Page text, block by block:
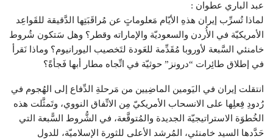
عبد الباري عطوان :
لماذا تُسرِّب إيران هذهِ الأيّام مَعلوماتٍ عن مُراقَبَتِها الدَّقيقة للقَواعِد
الأمريكيّة في الأُردن والسعوديّة والإماراته وقطر؟ وهل سَتكون شُروط
خامنئي السَّبعة لأوروبا مُقَدِّمة للعَودة لتَخصيب اليورانيوم؟ وماذا نَقرأ
في إطلاق طائِرات “درونز” حوثيّة في اتِّجاه مطار أبها فَجأةً؟
انتقلت إيران في اليَومين الماضِيين من مَرحلةِ الدِّفاع إلى الهُجوم في
رُدودِ فِعلِها على الانسحاب الأمريكيّ مِن الاتِّفاق النووي، وتَمثَّلت هذه
الخُطوَة الاستراتيجيّة الجديدة والمُتوقَّعة، في الشُّروط السًّبعة التي
حَدَّدها السيد خامنئي، المُرشد الأعلى للثورة الإسلاميّة، للدول